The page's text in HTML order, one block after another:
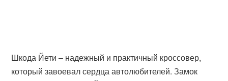
Шкода Йети – надежный и практичный кроссовер,
который завоевал сердца автолюбителей. Замок